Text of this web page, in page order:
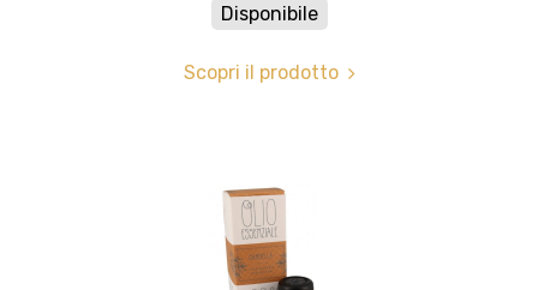
Disponibile
Scopri il prodotto